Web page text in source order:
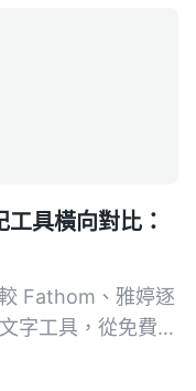
具橫向對比：
Fathom、雅婷逐
字工具，從免費額